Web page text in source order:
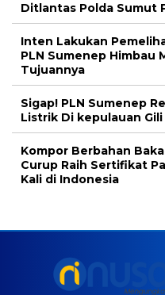
Ditlantas Polda Sumut
Inten Lakukan
PLN Sumenep Himbau
Tujuannya
Sigap! PLN Sumenep
Listrik Di kepulauan
Kompor Berbahan
Curup Raih Sertifikat
Kali di Indonesia